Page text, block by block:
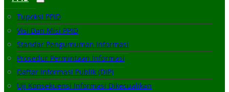
Tupoksi PPID
Visi Dan Misi PPID
Standar Pengumuman Informasi
Prosedur Permintaan Informasi
Daftar Informasi Publik (DIP)
Uji Konsekuensi Informasi Dikecualikan